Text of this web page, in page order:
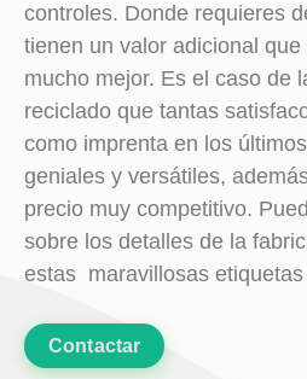
controles. Donde requieres
tienen un valor adicional
mucho mejor. Es el caso de
reciclado que tantas
como imprenta en los
geniales y versátiles,
precio muy competitivo.
sobre los detalles de la
estas maravillosas
Contactar